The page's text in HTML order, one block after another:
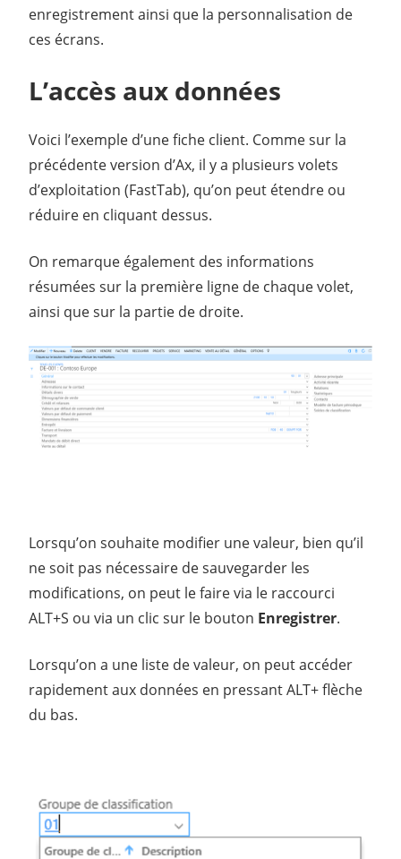
enregistrement ainsi que la personnalisation de
ces écrans.
L’accès aux données
Voici l’exemple d’une fiche client. Comme sur la
précédente version d’Ax, il y a plusieurs volets
d’exploitation (FastTab), qu’on peut étendre ou
réduire en cliquant dessus.
On remarque également des informations
résumées sur la première ligne de chaque volet,
ainsi que sur la partie de droite.
Lorsqu’on souhaite modifier une valeur, bien qu’il
ne soit pas nécessaire de sauvegarder les
modifications, on peut le faire via le raccourci
ALT+S ou via un clic sur le bouton Enregistrer.
Lorsqu’on a une liste de valeur, on peut accéder
rapidement aux données en pressant ALT+ flèche
du bas.